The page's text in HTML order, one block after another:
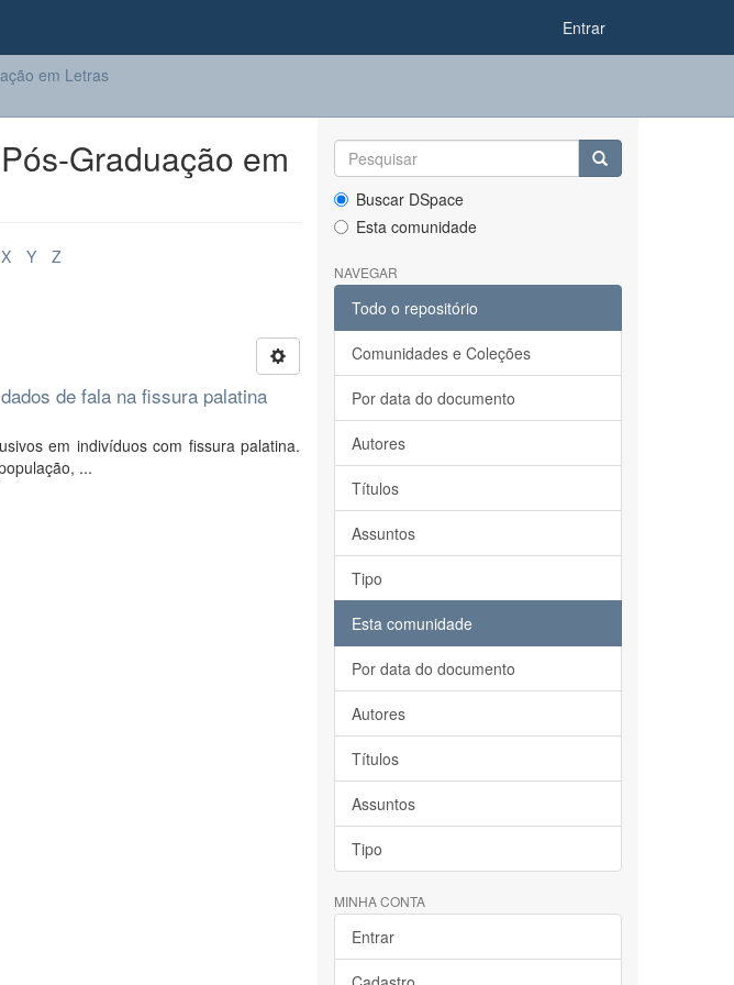
Entrar
em Letras
Graduação em
X Y Z
de fala na fissura palatina
em indivíduos com fissura palatina.
...
Buscar DSpace
Esta comunidade
NAVEGAR
Todo o repositório
Comunidades e Coleções
Por data do documento
Autores
Títulos
Assuntos
Tipo
Esta comunidade
Por data do documento
Autores
Títulos
Assuntos
Tipo
MINHA CONTA
Entrar